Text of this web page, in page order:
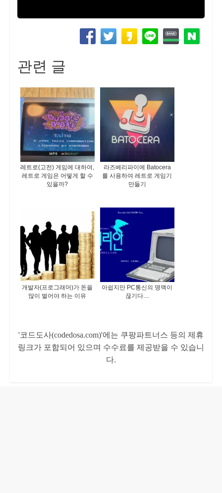
관련 글
레트로(고전) 게임에 대하여,
레트로 게임은 어떻게 할 수
있을까?
라즈베리파이에 Batocera
를 사용하여 레트로 게임기
만들기
개발자(프로그래머)가 돈을
많이 벌어야 하는 이유
아쉽지만 PC통신의 명맥이
끊기다....
'코드도사(codedosa.com)'에는 쿠팡파트너스 등의 제휴
링크가 포함되어 있으며 수수료를 제공받을 수 있습니
다.